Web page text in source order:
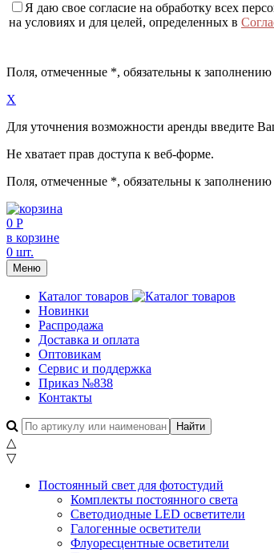
Я даю свое согласие на обработку всех
на условиях и для целей, определенных в
Поля, отмеченные *, обязательны к заполнению
X
Для уточнения возможности аренды введите
Не хватает прав доступа к веб-форме.
Поля, отмеченные *, обязательны к заполнению
0 Р
в корзине
0 шт.
Меню
Каталог товаров
Новинки
Распродажа
Доставка и оплата
Оптовикам
Сервис и поддержка
Приказ №838
Контакты
△
▽
Постоянный свет для фотостудий
Комплекты постоянного света
Светодиодные LED осветители
Галогенные осветители
Флуоресцентные осветители